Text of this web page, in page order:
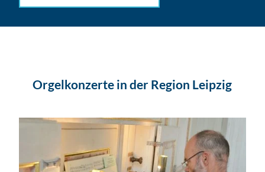
Orgelkonzerte in der Region Leipzig